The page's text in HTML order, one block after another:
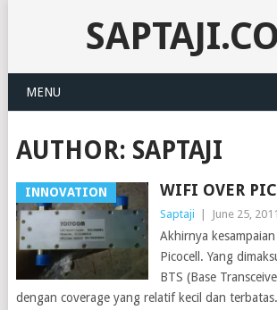
MENU
AUTHOR: SAPTAJI
INNOVATION WIFI OVER
Saptaji June 25, 2011
Akhirnya
Picocell. Yang
BTS (Base
dengan coverage yang relatif kecil dan